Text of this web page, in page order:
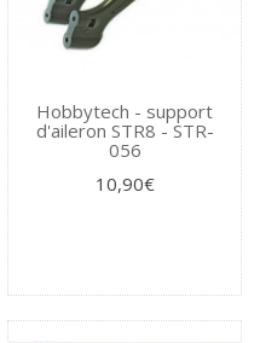
Hobbytech - support
d'aileron STR8 - STR-
056
10,90€